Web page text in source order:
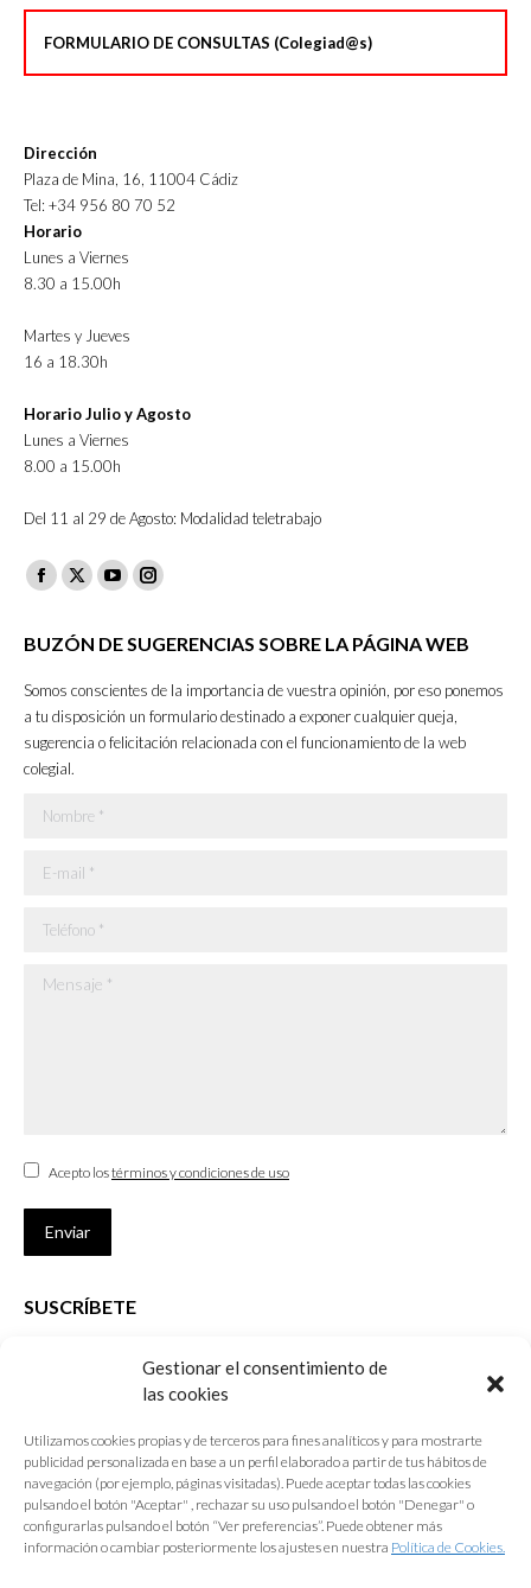
Gestionar el consentimiento de
las cookies
Utilizamos cookies propias y de terceros para fines analíticos y para mostrarte
publicidad personalizada en base a un perfil elaborado a partir de tus hábitos de
navegación (por ejemplo, páginas visitadas). Puede aceptar todas las cookies
pulsando el botón "Aceptar" , rechazar su uso pulsando el botón "Denegar" o
configurarlas pulsando el botón “Ver preferencias”. Puede obtener más
información o cambiar posteriormente los ajustes en nuestra Política de Cookies.
FORMULARIO DE CONSULTAS (Colegiad@s)
Dirección
Plaza de Mina, 16, 11004 Cádiz
Tel: +34 956 80 70 52
Horario
Lunes a Viernes
8.30 a 15.00h
Martes y Jueves
16 a 18.30h
Horario Julio y Agosto
Lunes a Viernes
8.00 a 15.00h
Del 11 al 29 de Agosto: Modalidad teletrabajo
Facebook
opens
new
window
X
opens
new
window
YouTube
opens
new
window
Instagram
opens
in
new
window
BUZÓN DE SUGERENCIAS SOBRE LA PÁGINA WEB
Somos conscientes de la importancia de vuestra opinión, por eso ponemos
a tu disposición un formulario destinado a exponer cualquier queja,
sugerencia o felicitación relacionada con el funcionamiento de la web
colegial.
Nombre *
E-mail *
Teléfono *
Mensaje *
Acepto lostérminos y condiciones de uso
Enviar
SUSCRÍBETE
que desarrolla el Colegio de Arquitectos de Cádiz
E-mail *
Acepto lostérminos y condiciones de uso